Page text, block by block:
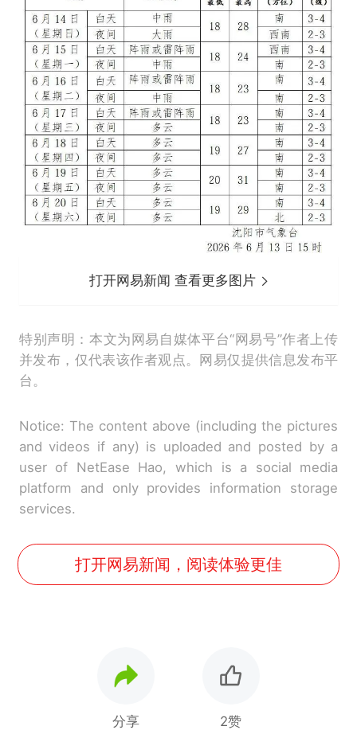
打开网易新闻 查看更多图片
特别声明：本文为网易自媒体平台“网易号”作者上传
并发布，仅代表该作者观点。网易仅提供信息发布平
台。
Notice: The content above (including the pictures
and videos if any) is uploaded and posted by a
user of NetEase Hao, which is a social media
platform and only provides information storage
services.
打开网易新闻，阅读体验更佳
分享 2赞